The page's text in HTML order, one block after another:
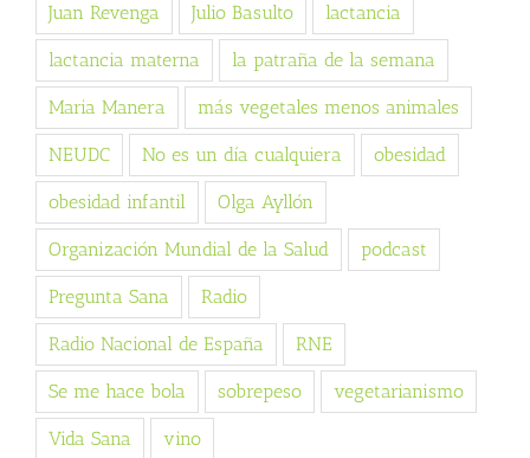
Juan Revenga Julio Basulto lactancia
lactancia materna la patraña de la semana
Maria Manera más vegetales menos animales
NEUDC No es un día cualquiera obesidad
obesidad infantil Olga Ayllón
Organización Mundial de la Salud podcast
Pregunta Sana Radio
Radio Nacional de España RNE
Se me hace bola sobrepeso vegetarianismo
Vida Sana vino